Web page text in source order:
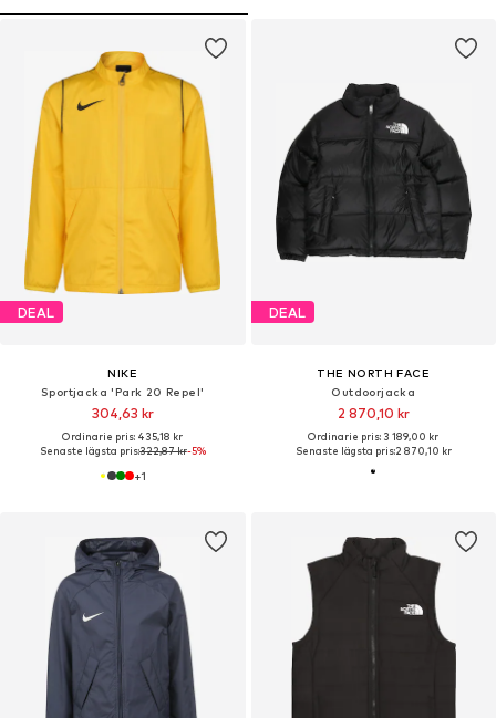
DEAL
NIKE
Sportjacka 'Park 20 Repel'
304,63 kr
Ordinarie pris: 435,18 kr
Senaste lägsta pris:322,87 kr-5%
+1
DEAL
THE NORTH FACE
Outdoorjacka
2 870,10 kr
Ordinarie pris: 3 189,00 kr
Senaste lägsta pris:2 870,10 kr